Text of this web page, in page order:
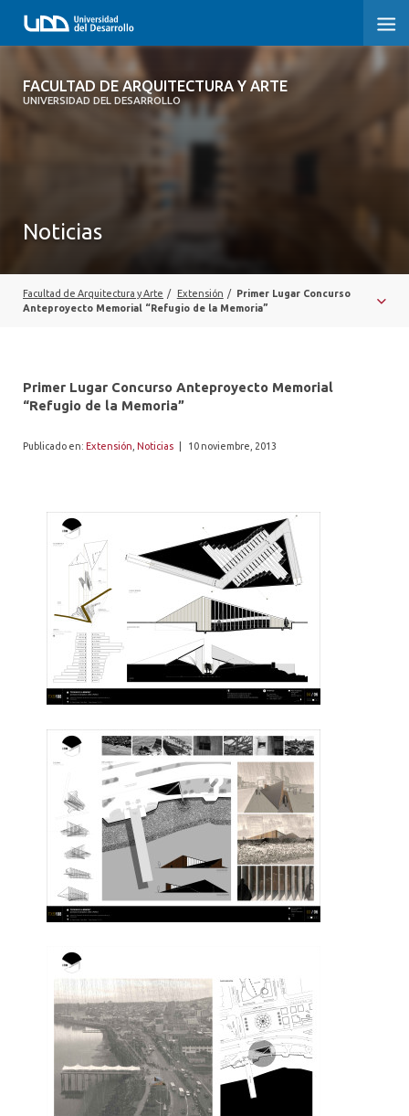
FACULTAD DE ARQUITECTURA Y ARTE
UNIVERSIDAD DEL DESARROLLO
FACULTAD DE ARQUITECTURA Y ARTE
MAGÍSTER
ALUMNI
PLATAFORMA VUT
Noticias
Facultad de Arquitectura y Arte / Extensión / Primer Lugar Concurso
Anteproyecto Memorial “Refugio de la Memoria”
Primer Lugar Concurso Anteproyecto Memorial
“Refugio de la Memoria”
Publicado en: Extensión Noticias 10 noviembre, 2013